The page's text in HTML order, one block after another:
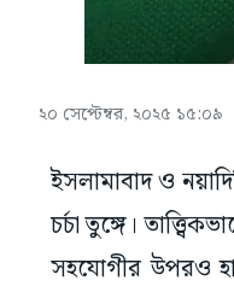
২০ সেপ্টেম্বর, ২০২৫ ১৫:০৯
ইসলামাবাদ ও
চর্চা তুঙ্গে।
সহযোগীর উপরও